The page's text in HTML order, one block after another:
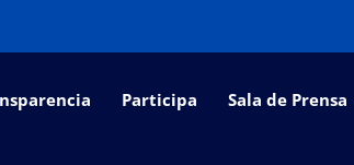
Participa Sala de Prensa